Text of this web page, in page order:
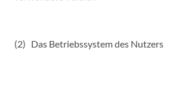
(2) Das Betriebssystem des Nutzers